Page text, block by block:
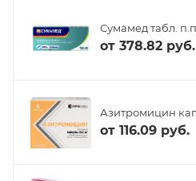
Сумамед табл.
от 378.82 руб.
Азитромицин
от 116.09 руб.